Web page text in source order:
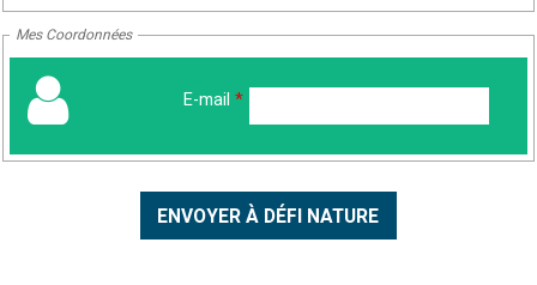
Mes Coordonnées
E-mail *